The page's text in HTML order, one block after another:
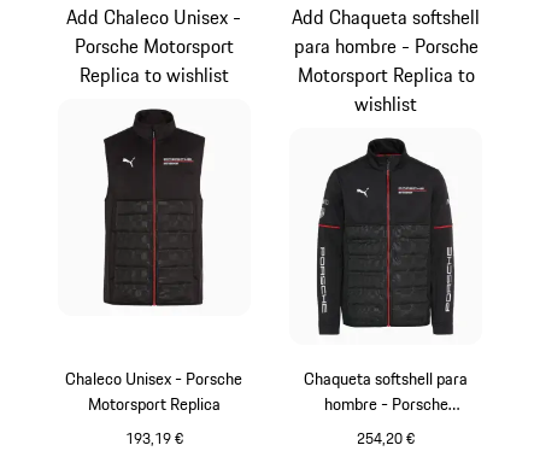
Chaleco Unisex - Porsche
Motorsport Replica
193,19 €
Add Chaleco Unisex -
Porsche Motorsport
Replica to wishlist
Chaqueta softshell para
hombre - Porsche
Motorsport Replica
254,20 €
Add Chaqueta softshell
para hombre - Porsche
Motorsport Replica to
wishlist